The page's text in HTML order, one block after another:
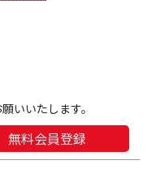
いいたします。
無料会員登録